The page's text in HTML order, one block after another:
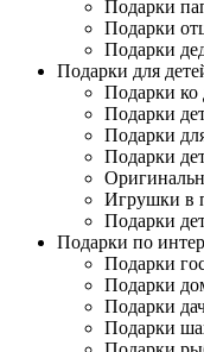
Подарки
Подарки
Подарки
Подарки для
Подарки ко
Подарки
Подарки
Подарки
Игрушки в
Подарки
Подарки по
Подарки
Подарки
Подарки
Подарки